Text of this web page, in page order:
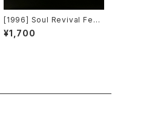
[1996] Soul Revival Feat
uring Capathia Jenkins –
When The Spirit Moves
¥1,700